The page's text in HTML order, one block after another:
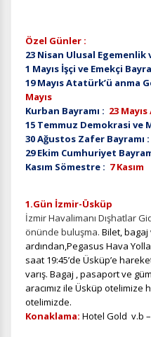
Özel Günler :
23 Nisan Ulusal Egemenlik
1 Mayıs İşçi ve Emekçi
19 Mayıs Atatürk’ü anma
Mayıs
Kurban Bayramı : 23 Mayıs
15 Temmuz Demokrasi ve
30 Ağustos Zafer Bayramı :
29 Ekim Cumhuriyet
Kasım Sömestre : 7 Kasım
1.Gün İzmir-Üsküp
İzmir Havalimanı Dışhatlar
önünde buluşma. Bilet,
ardından,Pegasus Hava
saat 19:45’de Üsküp’e
varış. Bagaj , pasaport ve
aracımız ile Üsküp
otelimizde.
Konaklama: Hotel Gold v.b